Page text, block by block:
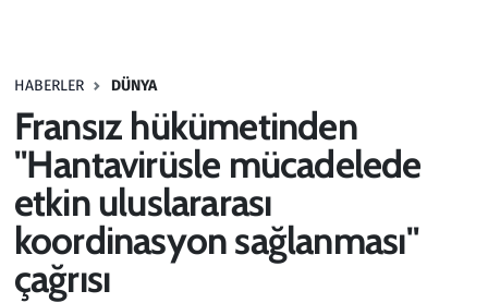
HABERLER DÜNYA
Fransız hükümetinden
"Hantavirüsle mücadelede
etkin uluslararası
koordinasyon sağlanması"
çağrısı
Haber
Kültür Sanat
Kurumsal Haberler
Lezzet Durağı